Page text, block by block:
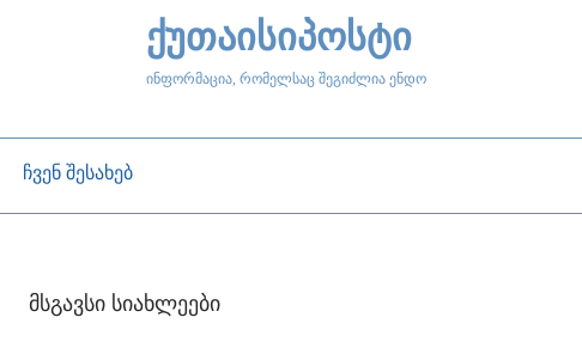
ქუთაისიპოსტი
ინფორმაცია, რომელსაც შეგიძლია ენდო
ჩვენ შესახებ
მსგავსი სიახლეები